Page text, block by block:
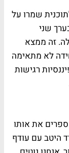
שמרו על
שני
זה ממצא
לא מתאימה
רגישות
את אותו
היטב עם עודף